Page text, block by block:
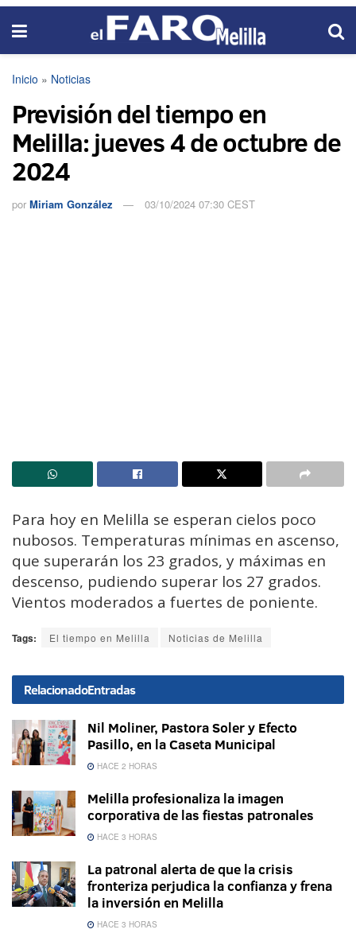
Inicio » Noticias
Previsión del tiempo en
Melilla: jueves 4 de octubre de
2024
por Miriam González 03/10/2024 07:30 CEST
Para hoy en Melilla se esperan cielos poco
nubosos. Temperaturas mínimas en ascenso,
que superarán los 23 grados, y máximas en
descenso, pudiendo superar los 27 grados.
Vientos moderados a fuertes de poniente.
Tags: El tiempo en Melilla Noticias de Melilla
RelacionadoEntradas
Nil Moliner, Pastora Soler y Efecto
Pasillo, en la Caseta Municipal
HACE 2 HORAS
Melilla profesionaliza la imagen
corporativa de las fiestas patronales
HACE 3 HORAS
La patronal alerta de que la crisis
fronteriza perjudica la confianza y frena
la inversión en Melilla
HACE 3 HORAS